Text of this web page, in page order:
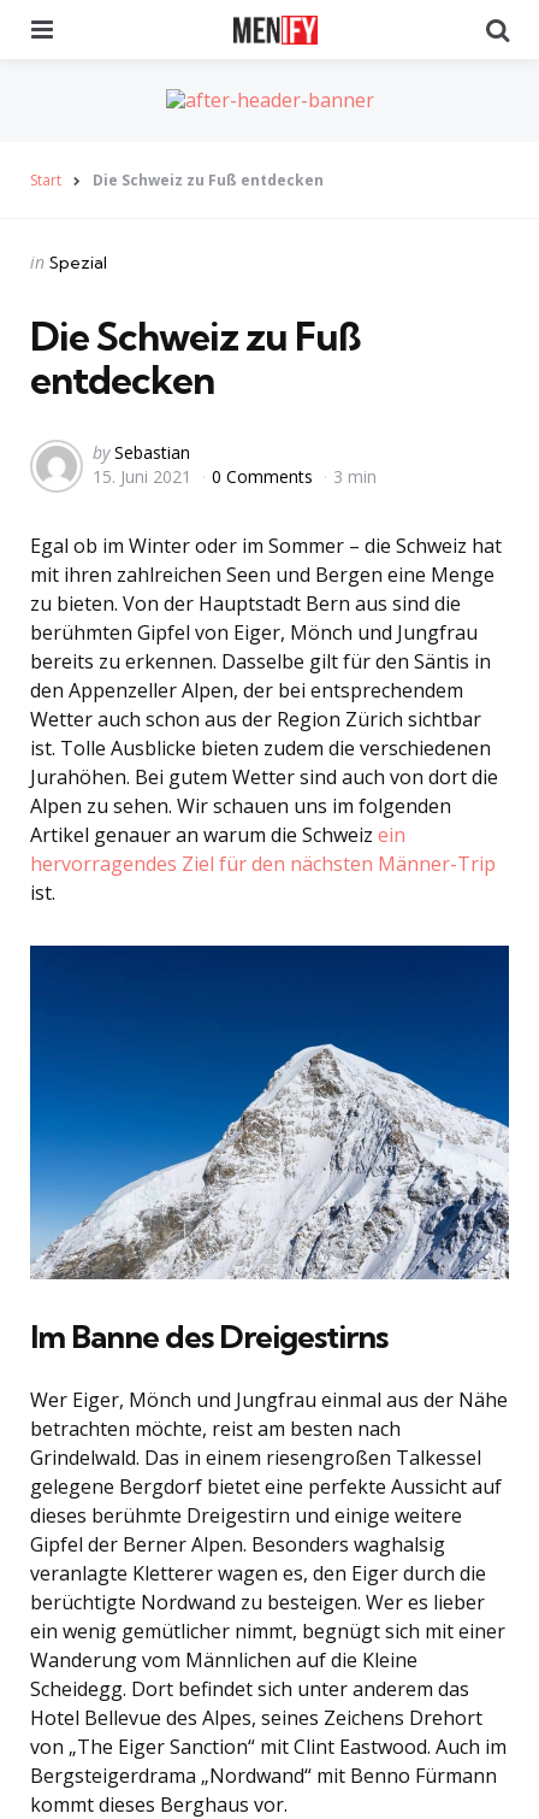
Start Die Schweiz zu Fuß entdecken
Categories
Posted
in Spezial
Die Schweiz zu Fuß
entdecken
Posted
by
by Sebastian
15. Juni 2021
0 Comments 3 min
Egal ob im Winter oder im Sommer – die Schweiz hat
mit ihren zahlreichen Seen und Bergen eine Menge
zu bieten. Von der Hauptstadt Bern aus sind die
berühmten Gipfel von Eiger, Mönch und Jungfrau
bereits zu erkennen. Dasselbe gilt für den Säntis in
den Appenzeller Alpen, der bei entsprechendem
Wetter auch schon aus der Region Zürich sichtbar
ist. Tolle Ausblicke bieten zudem die verschiedenen
Jurahöhen. Bei gutem Wetter sind auch von dort die
Alpen zu sehen. Wir schauen uns im folgenden
Artikel genauer an warum die Schweiz ein
hervorragendes Ziel für den nächsten Männer-Trip
ist.
Im Banne des Dreigestirns
Wer Eiger, Mönch und Jungfrau einmal aus der Nähe
betrachten möchte, reist am besten nach
Grindelwald. Das in einem riesengroßen Talkessel
gelegene Bergdorf bietet eine perfekte Aussicht auf
dieses berühmte Dreigestirn und einige weitere
Gipfel der Berner Alpen. Besonders waghalsig
veranlagte Kletterer wagen es, den Eiger durch die
berüchtigte Nordwand zu besteigen. Wer es lieber
ein wenig gemütlicher nimmt, begnügt sich mit einer
Wanderung vom Männlichen auf die Kleine
Scheidegg. Dort befindet sich unter anderem das
Hotel Bellevue des Alpes, seines Zeichens Drehort
von „The Eiger Sanction“ mit Clint Eastwood. Auch im
Bergsteigerdrama „Nordwand“ mit Benno Fürmann
kommt dieses Berghaus vor.